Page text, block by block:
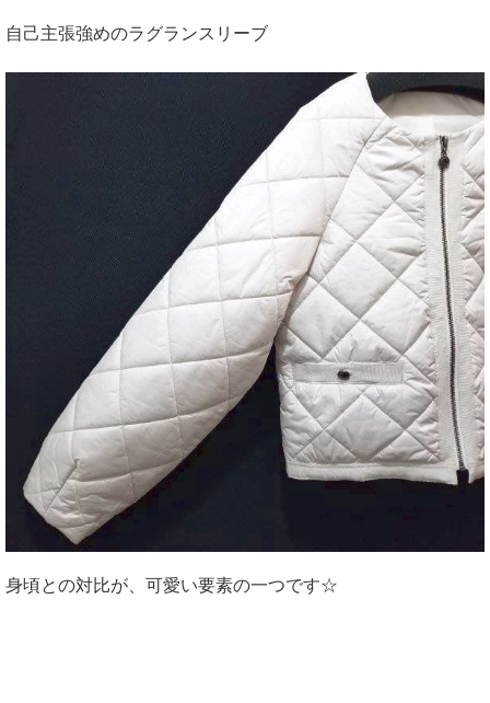
自己主張強めのラグランスリーブ
身頃との対比が、可愛い要素の一つです☆